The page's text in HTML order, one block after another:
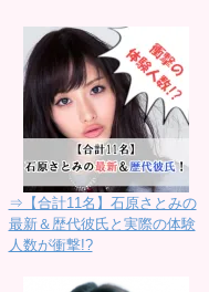
⇒【合計11名】石原さとみの
最新＆歴代彼氏と実際の体験
人数が衝撃!?